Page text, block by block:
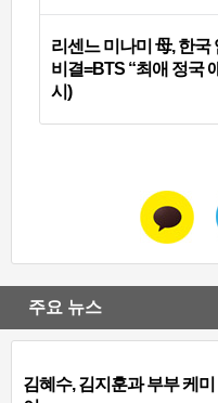
리센느 미나미 母, 한국
비결=BTS “최애 정국
시)
주요 뉴스
김혜수, 김지훈과 부부 케미